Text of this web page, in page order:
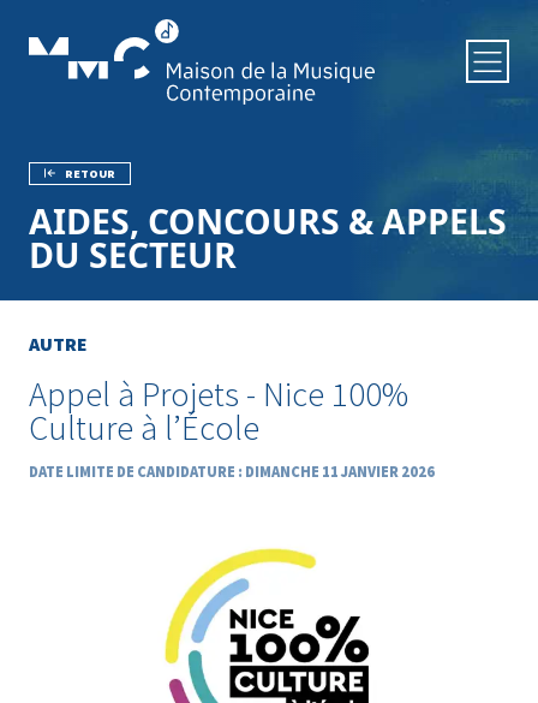
Aller au contenu principal
RETOUR
Fil d'Ariane
AIDES, CONCOURS & APPELS
DU SECTEUR
AUTRE
Appel à Projets - Nice 100%
Culture à l’École
DATE LIMITE DE CANDIDATURE : DIMANCHE 11 JANVIER 2026